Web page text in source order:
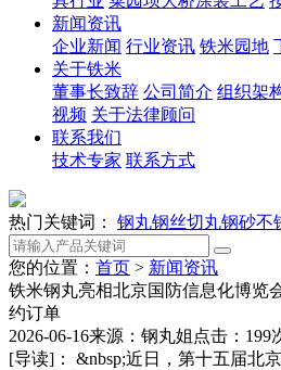
新闻资讯
企业新闻 行业资讯 铁米园地
关于铁米
董事长致辞 公司简介 组织架
视频 关于法律顾问
联系我们
技术专家 联系方式
热门关键词： 钢丸钢丝切丸钢砂不
您的位置： 首页 > 新闻资讯
铁米钢丸亮相北京国防信息化博览
约订单
2026-06-16来源：钢丸姐 点击：199
[导读]：
&nbsp;近日，第十五届北